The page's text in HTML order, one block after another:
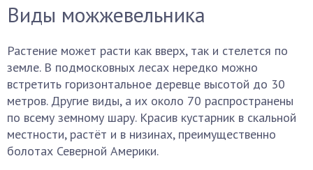
Виды можжевельника
Растение может расти как вверх, так и стелется по
земле. В подмосковных лесах нередко можно
встретить горизонтальное деревце высотой до 30
метров. Другие виды, а их около 70 распространены
по всему земному шару. Красив кустарник в скальной
местности, растёт и в низинах, преимущественно
болотах Северной Америки.